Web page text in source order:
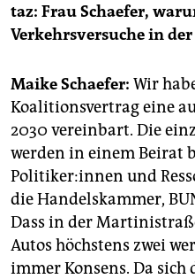
fragen & hilfe
genossenschaft
epaper login
taz: Frau Schaefer,
Verkehrsversuche in
Maike Schaefer: Wir
Koalitionsvertrag eine
2030 vereinbart. Die
werden in einem Beirat
Po­li­ti­ke­r:in­nen und
die Handelskammer,
Dass in der
Autos höchstens zwei
immer Konsens. Da